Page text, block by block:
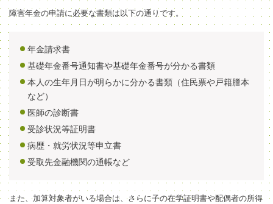
障害年金の申請に必要な書類は以下の通りです。
年金請求書
基礎年金番号通知書や基礎年金番号が分かる書類
本人の生年月日が明らかに分かる書類（住民票や戸籍謄本
など）
医師の診断書
受診状況等証明書
病歴・就労状況等申立書
受取先金融機関の通帳など
また、加算対象者がいる場合は、さらに子の在学証明書や配偶者の所得